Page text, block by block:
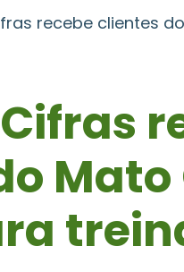
recebe clientes
Mato